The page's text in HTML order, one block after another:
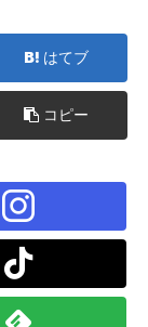
はてブ
コピー